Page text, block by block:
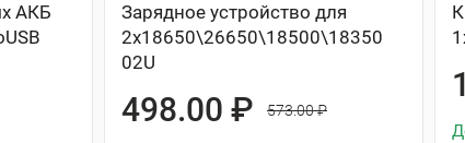
АКБ
Зарядное устройство для
2x18650\26650\18500\18350
02U
498.00 ₽ 573.00 ₽